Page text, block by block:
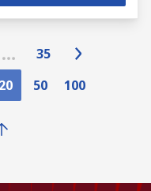
35
20 50 100